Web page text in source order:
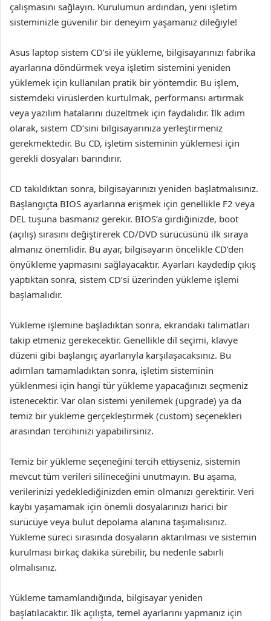
çalışmasını sağlayın. Kurulumun ardından, yeni işletim
sisteminizle güvenilir bir deneyim yaşamanız dileğiyle!
Asus laptop sistem CD’si ile yükleme, bilgisayarınızı fabrika
ayarlarına döndürmek veya işletim sistemini yeniden
yüklemek için kullanılan pratik bir yöntemdir. Bu işlem,
sistemdeki virüslerden kurtulmak, performansı artırmak
veya yazılım hatalarını düzeltmek için faydalıdır. İlk adım
olarak, sistem CD’sini bilgisayarınıza yerleştirmeniz
gerekmektedir. Bu CD, işletim sisteminin yüklemesi için
gerekli dosyaları barındırır.
CD takıldıktan sonra, bilgisayarınızı yeniden başlatmalısınız.
Başlangıçta BIOS ayarlarına erişmek için genellikle F2 veya
DEL tuşuna basmanız gerekir. BIOS’a girdiğinizde, boot
(açılış) sırasını değiştirerek CD/DVD sürücüsünü ilk sıraya
almanız önemlidir. Bu ayar, bilgisayarın öncelikle CD’den
önyükleme yapmasını sağlayacaktır. Ayarları kaydedip çıkış
yaptıktan sonra, sistem CD’si üzerinden yükleme işlemi
başlamalıdır.
Yükleme işlemine başladıktan sonra, ekrandaki talimatları
takip etmeniz gerekecektir. Genellikle dil seçimi, klavye
düzeni gibi başlangıç ayarlarıyla karşılaşacaksınız. Bu
adımları tamamladıktan sonra, işletim sisteminin
yüklenmesi için hangi tür yükleme yapacağınızı seçmeniz
istenecektir. Var olan sistemi yenilemek (upgrade) ya da
temiz bir yükleme gerçekleştirmek (custom) seçenekleri
arasından tercihinizi yapabilirsiniz.
Temiz bir yükleme seçeneğini tercih ettiyseniz, sistemin
mevcut tüm verileri silineceğini unutmayın. Bu aşama,
verilerinizi yedeklediğinizden emin olmanızı gerektirir. Veri
kaybı yaşamamak için önemli dosyalarınızı harici bir
sürücüye veya bulut depolama alanına taşımalısınız.
Yükleme süreci sırasında dosyaların aktarılması ve sistemin
kurulması birkaç dakika sürebilir, bu nedenle sabırlı
olmalısınız.
Yükleme tamamlandığında, bilgisayar yeniden
başlatılacaktır. İlk açılışta, temel ayarlarını yapmanız için